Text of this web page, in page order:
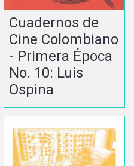
Cuadernos de
Cine Colombiano
- Primera Época
No. 10: Luis
Ospina